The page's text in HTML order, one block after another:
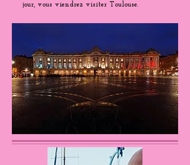
jour, vous viendrez visiter Toulouse.